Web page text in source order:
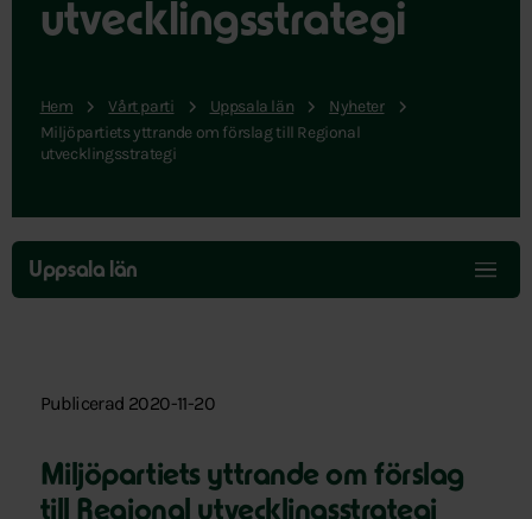
utvecklingsstrategi
Hem Vårt parti Uppsala län
Nyheter
Miljöpartiets yttrande om förslag till Regional
utvecklingsstrategi
Hoppa
över
menyn
Uppsala län
Publicerad 2020-11-20
Miljöpartiets yttrande om förslag